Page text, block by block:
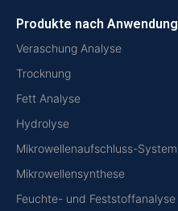
Produkte nach Anwendung
Veraschung Analyse
Trocknung
Fett Analyse
Hydrolyse
Mikrowellenaufschluss-System
Mikrowellensynthese
Feuchte- und Feststoffanalyse